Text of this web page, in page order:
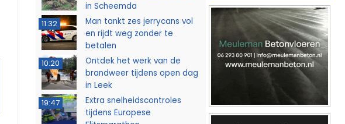
in Scheemda
11:32
Man tankt zes jerrycans vol
en rijdt weg zonder te
betalen
10:20
Ontdek het werk van de
brandweer tijdens open dag
in Leek
19:47
Extra snelheidscontroles
tijdens Europese